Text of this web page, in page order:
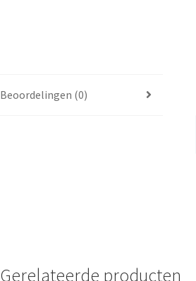
Beoordelingen (0)
Gerelateerde producten